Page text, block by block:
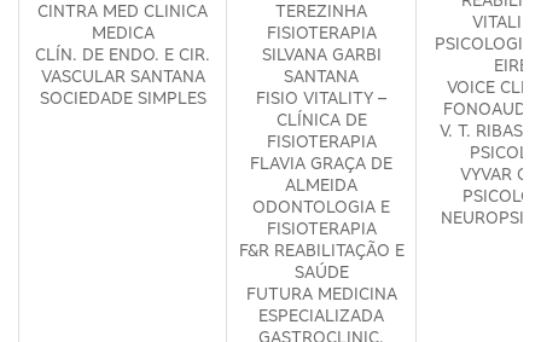
CINTRA MED CLINICA
MEDICA
CLÍN. DE ENDO. E CIR.
VASCULAR SANTANA
SOCIEDADE SIMPLES
TEREZINHA
FISIOTERAPIA
SILVANA GARBI
SANTANA
FISIO VITALITY –
CLÍNICA DE
FISIOTERAPIA
FLAVIA GRAÇA DE
ALMEIDA
ODONTOLOGIA E
FISIOTERAPIA
F&R REABILITAÇÃO E
SAÚDE
FUTURA MEDICINA
ESPECIALIZADA
GASTROCLINIC.
PSICOLOGIA
VOICE
V. T. RIBAS
VYVAR